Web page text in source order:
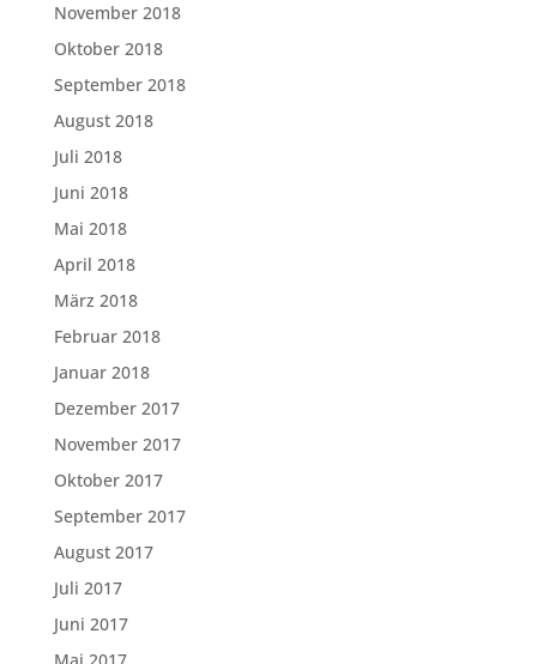
November 2018
Oktober 2018
September 2018
August 2018
Juli 2018
Juni 2018
Mai 2018
April 2018
März 2018
Februar 2018
Januar 2018
Dezember 2017
November 2017
Oktober 2017
September 2017
August 2017
Juli 2017
Juni 2017